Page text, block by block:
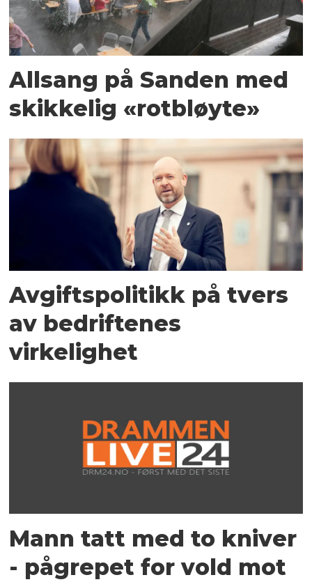
Allsang på Sanden med
skikkelig «rotbløyte»
Avgiftspolitikk på tvers
av bedriftenes
virkelighet
Mann tatt med to kniver
- pågrepet for vold mot